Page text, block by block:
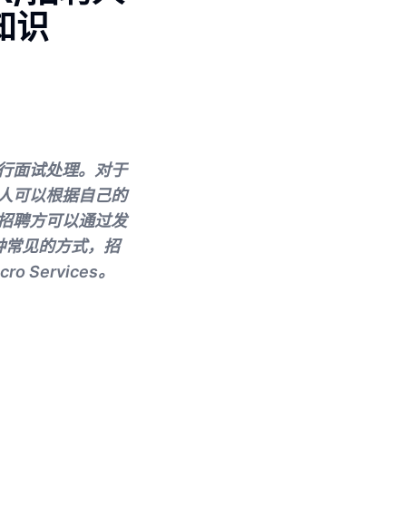
识
面试处理。对于
可以根据自己的
聘方可以通过发
常见的方式，招
Services。